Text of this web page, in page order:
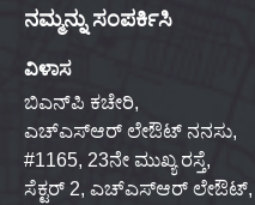
ನಮ್ಮನ್ನು ಸಂಪರ್ಕಿಸಿ
ವಿಳಾಸ
ಬಿಎನ್‌ಪಿ ಕಚೇರಿ,
ಎಚ್‌ಎಸ್‌ಆರ್ ಲೇಔಟ್ ನನಸು,
#1165, 23ನೇ ಮುಖ್ಯ ರಸ್ತೆ,
ಸೆಕ್ಟರ್ 2, ಎಚ್‌ಎಸ್‌ಆರ್ ಲೇಔಟ್,